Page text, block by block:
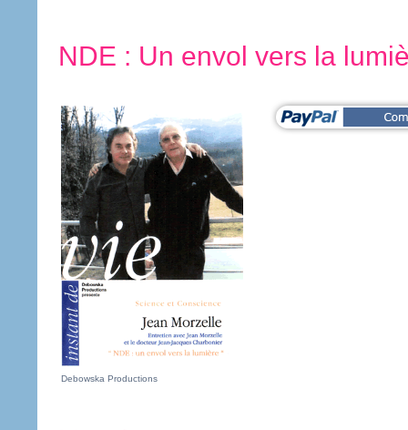
NDE : Un envol vers la
Debowska Productions